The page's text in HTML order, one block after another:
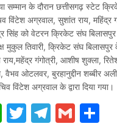
सम्मान के दौरान छत्तीसगढ़ स्टेट
विंटेश अग्रवाल, सुशांत राय, महिंद्र
सिंह को वेटरन क्रिकेट संघ
मुकुल तिवारी, क्रिकेट संघ
राय,महेंद्र गंगोत्री, आशीष शुक्ला,
वैभव ओटलवर, बुरहानुद्दीन शब्बीर
विंटेश अग्रवाल के द्वारा दिया गया।
WhatsApp
TwitterGmail